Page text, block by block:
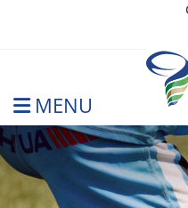
MENU